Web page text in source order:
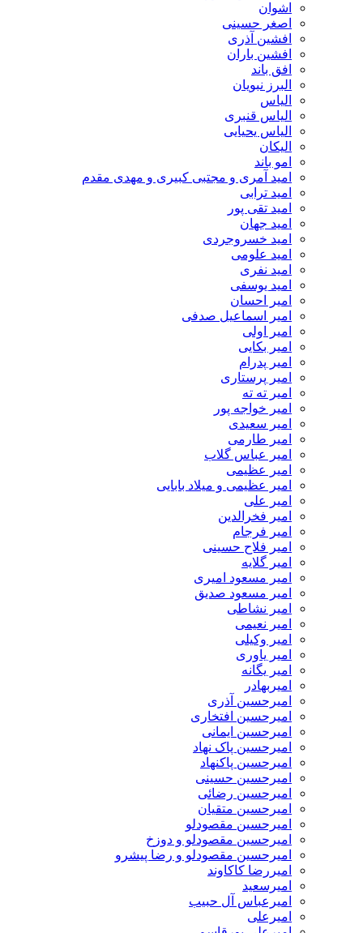
اصغر حسینی
افشین آذری
افشین باران
افق باند
البرز نبویان
الیاس قنبرى
الیاس یحیایی
امو باند
امید آمری و مجتبی کبیری و مهدى مقدم
امید ترابی
امید تقی پور
امید جهان
امید خسروجردی
امید علومی
امید نفری
امید یوسفی
امیر احسان
امیر اسماعیل صدفی
امیر اولی
امیر بکایی
امیر پدرام
امیر پرستاری
امیر ته ته
امیر خواجه پور
امیر سعیدی
امیر طارمی
امیر عباس گلاب
امیر عظیمی
امیر عظیمی و میلاد بابایی
امیر علی
امیر فخرالدین
امیر فرجام
امیر فلاح حسینی
امیر گلایه
امیر مسعود امیری
امیر مسعود صدیق
امیر نشاطی
امیر نعیمی
امیر وکیلی
امیر یاوری
امیر یگانه
امیربهادر
امیرحسین آذری
امیرحسین افتخاری
امیرحسین ایمانی
امیرحسین پاک نهاد
امیرحسین پاکنهاد
امیرحسین حسینی
امیرحسین رضائی
امیرحسین متقیان
امیرحسین مقصودلو
امیرحسین مقصودلو و دوزخ
امیرحسین مقصودلو و رضا پیشرو
امیررضا کاکاوند
امیرسعید
امیرعباس آل حبیب
امیرعلی